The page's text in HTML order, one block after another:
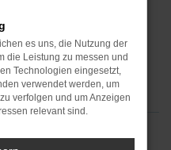
es uns, die Nutzung der
die Leistung zu messen und
Technologien eingesetzt,
verwendet werden, um
verfolgen und um Anzeigen
relevant sind.